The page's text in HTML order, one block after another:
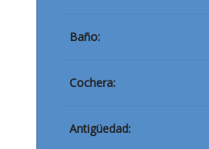
Baño:
Cochera:
Antigüedad: